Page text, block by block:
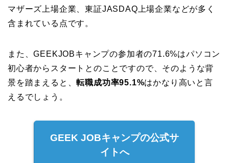
マザーズ上場企業、東証JASDAQ上場企業などが多く
含まれている点です。
また、GEEKJOBキャンプの参加者の71.6%はパソコン
初心者からスタートとのことですので、そのような背
景を踏まえると、転職成功率95.1%はかなり高いと言
えるでしょう。
GEEK JOBキャンプの公式サ
イトへ